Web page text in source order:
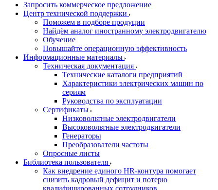
Запросить коммерческое предложение
Центр технической поддержки
Поможем в подборе продуции
Найдём аналог иностранному электродвигателю
Обучение
Повышайте операционную эффективность
Информационные материалы
Техническая документация
Технические каталоги предприятий
Характеристики электрических машин по
сериям
Руководства по эксплуатации
Сертификаты
Низковольтные электродвигатели
Высоковольтные электродвигатели
Генераторы
Преобразователи частоты
Опросные листы
Библиотека пользователя
Как внедрение единого HR-контура помогает
снизить кадровый дефицит и потерю
квалифицированных сотрудников